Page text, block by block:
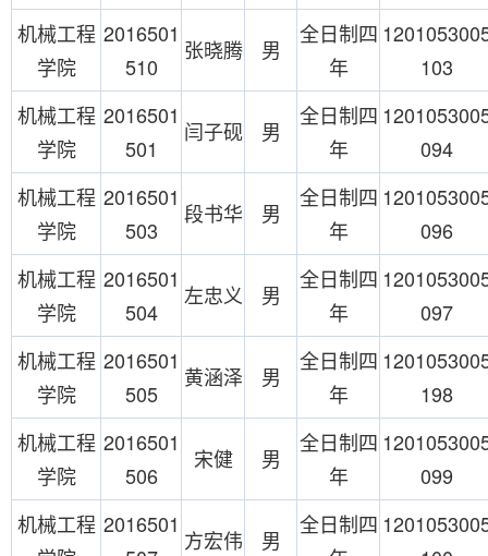
机械工程
学院
2016501
510
张晓腾 男
全日制四
年
103
机械工程
学院
2016501
501
闫子砚 男
全日制四
年
094
机械工程
学院
2016501
503
段书华 男
全日制四
年
096
机械工程
学院
2016501
504
左忠义 男
全日制四
年
097
机械工程
学院
2016501
505
黄涵泽 男
全日制四
年
198
机械工程
学院
2016501
506
宋健 男
全日制四
年
099
机械工程 2016501
方宏伟 男
全日制四